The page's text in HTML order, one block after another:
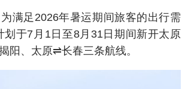
活动
南 周末去哪儿
足2026年暑运期间旅客的出行需
划于7月1日至8月31日期间新开太原
阳、太原⇌长春三条航线。